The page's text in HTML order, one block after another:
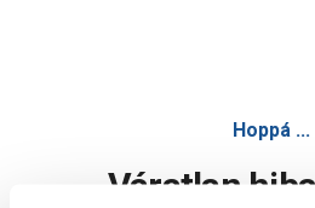
Hoppá ...
Váratlan